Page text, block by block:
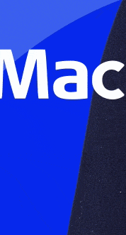
a ser entregada a
›